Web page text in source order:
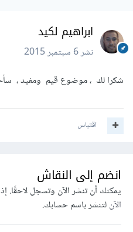
ابراهيم لكيد
نشر6 سبتمبر 2015
شكرا لك ، موضوع قيم ومفيد ،
اقتباس
انضم إلى النقاش
يمكنك أن تنشر الآن وتسجل لاحقًا.
الآنلتنشر باسم حسابك.